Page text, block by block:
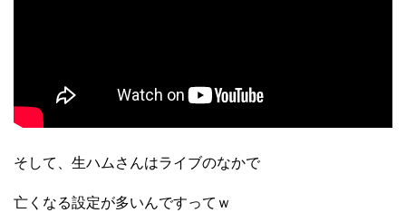
そして、生ハムさんはライブのなかで
亡くなる設定が多いんですってｗ